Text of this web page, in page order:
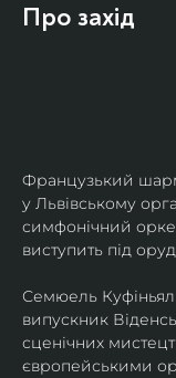
Про захід
Французький
у Львівському
симфонічний
виступить під
Семюель
випускник
сценічних
європейськими